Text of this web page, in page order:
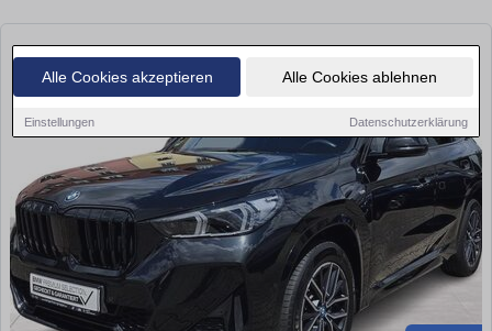
Alle Cookies akzeptieren Alle Cookies ablehnen
Einstellungen Datenschutzerklärung